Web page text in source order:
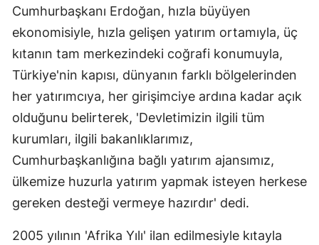
Cumhurbaşkanı Erdoğan, hızla büyüyen
ekonomisiyle, hızla gelişen yatırım ortamıyla, üç
kıtanın tam merkezindeki coğrafi konumuyla,
Türkiye'nin kapısı, dünyanın farklı bölgelerinden
her yatırımcıya, her girişimciye ardına kadar açık
olduğunu belirterek, 'Devletimizin ilgili tüm
kurumları, ilgili bakanlıklarımız,
Cumhurbaşkanlığına bağlı yatırım ajansımız,
ülkemize huzurla yatırım yapmak isteyen herkese
gereken desteği vermeye hazırdır' dedi.
2005 yılının 'Afrika Yılı' ilan edilmesiyle kıtayla